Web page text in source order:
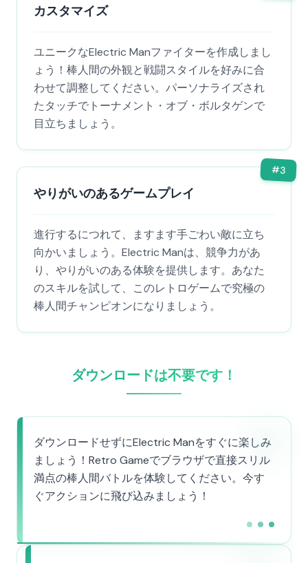
カスタマイズ
ユニークなElectric Manファイターを作成しまし
ょう！棒人間の外観と戦闘スタイルを好みに合
わせて調整してください。パーソナライズされ
たタッチでトーナメント・オブ・ボルタゲンで
目立ちましょう。
#3
やりがいのあるゲームプレイ
進行するにつれて、ますます手ごわい敵に立ち
向かいましょう。Electric Manは、競争力があ
り、やりがいのある体験を提供します。あなた
のスキルを試して、このレトロゲームで究極の
棒人間チャンピオンになりましょう。
ダウンロードは不要です！
ダウンロードせずにElectric Manをすぐに楽しみ
ましょう！Retro Gameでブラウザで直接スリル
満点の棒人間バトルを体験してください。今す
ぐアクションに飛び込みましょう！